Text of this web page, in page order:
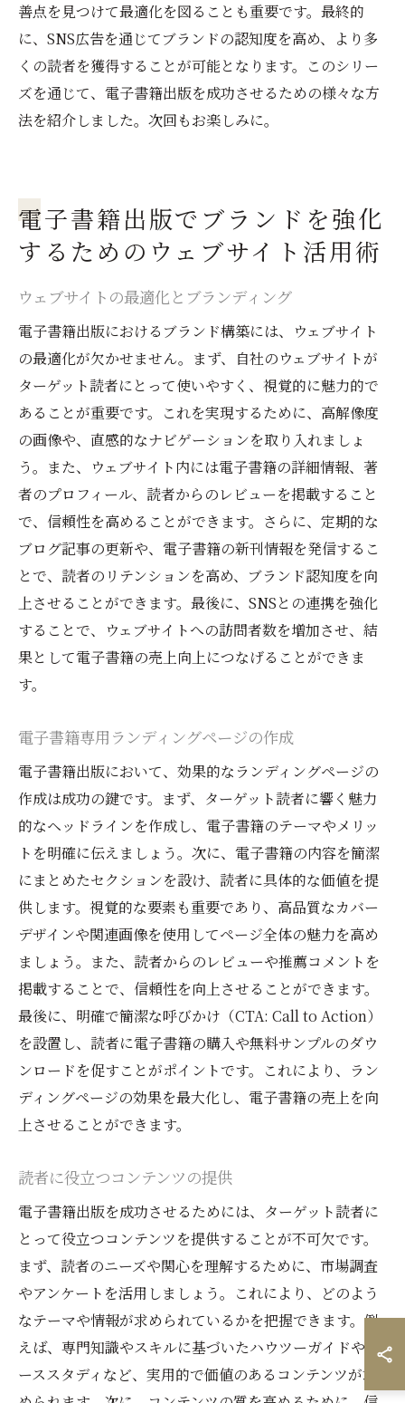
善点を見つけて最適化を図ることも重要です。最終的
に、SNS広告を通じてブランドの認知度を高め、より多
くの読者を獲得することが可能となります。このシリー
ズを通じて、電子書籍出版を成功させるための様々な方
法を紹介しました。次回もお楽しみに。
電子書籍出版でブランドを強化
するためのウェブサイト活用術
ウェブサイトの最適化とブランディング
電子書籍出版におけるブランド構築には、ウェブサイト
の最適化が欠かせません。まず、自社のウェブサイトが
ターゲット読者にとって使いやすく、視覚的に魅力的で
あることが重要です。これを実現するために、高解像度
の画像や、直感的なナビゲーションを取り入れましょ
う。また、ウェブサイト内には電子書籍の詳細情報、著
者のプロフィール、読者からのレビューを掲載すること
で、信頼性を高めることができます。さらに、定期的な
ブログ記事の更新や、電子書籍の新刊情報を発信するこ
とで、読者のリテンションを高め、ブランド認知度を向
上させることができます。最後に、SNSとの連携を強化
することで、ウェブサイトへの訪問者数を増加させ、結
果として電子書籍の売上向上につなげることができま
す。
電子書籍専用ランディングページの作成
電子書籍出版において、効果的なランディングページの
作成は成功の鍵です。まず、ターゲット読者に響く魅力
的なヘッドラインを作成し、電子書籍のテーマやメリッ
トを明確に伝えましょう。次に、電子書籍の内容を簡潔
にまとめたセクションを設け、読者に具体的な価値を提
供します。視覚的な要素も重要であり、高品質なカバー
デザインや関連画像を使用してページ全体の魅力を高め
ましょう。また、読者からのレビューや推薦コメントを
掲載することで、信頼性を向上させることができます。
最後に、明確で簡潔な呼びかけ（CTA: Call to Action）
を設置し、読者に電子書籍の購入や無料サンプルのダウ
ンロードを促すことがポイントです。これにより、ラン
ディングページの効果を最大化し、電子書籍の売上を向
上させることができます。
読者に役立つコンテンツの提供
電子書籍出版を成功させるためには、ターゲット読者に
とって役立つコンテンツを提供することが不可欠です。
まず、読者のニーズや関心を理解するために、市場調査
やアンケートを活用しましょう。これにより、どのよう
なテーマや情報が求められているかを把握できます。例
えば、専門知識やスキルに基づいたハウツーガイドやケ
ーススタディなど、実用的で価値のあるコンテンツが求